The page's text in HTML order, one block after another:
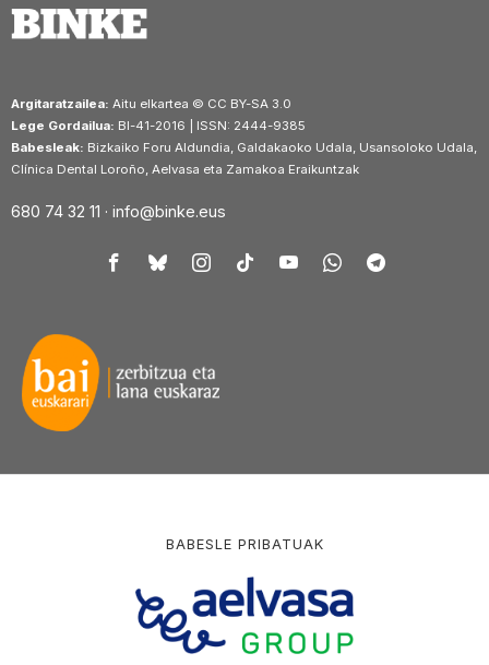
Argitaratzailea: Aitu elkartea © CC BY-SA 3.0
Lege Gordailua: BI-41-2016 | ISSN: 2444-9385
Babesleak: Bizkaiko Foru Aldundia, Galdakaoko Udala, Usansoloko Udala,
Clínica Dental Loroño, Aelvasa eta Zamakoa Eraikuntzak
680 74 32 11 · info@binke.eus
BABESLE PRIBATUAK